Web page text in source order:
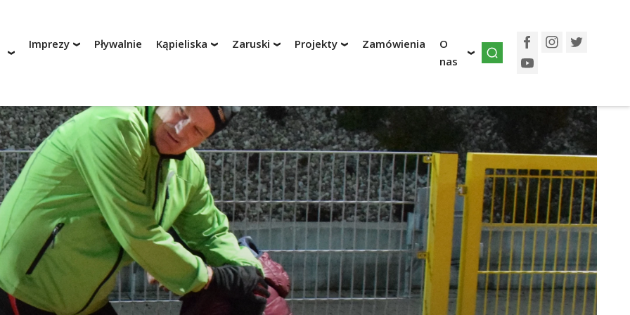
Imprezy Pływalnie Kąpieliska Zaruski Projekty Zamówienia
O
nas
Facebook
Instagram
Twitter
YouTube